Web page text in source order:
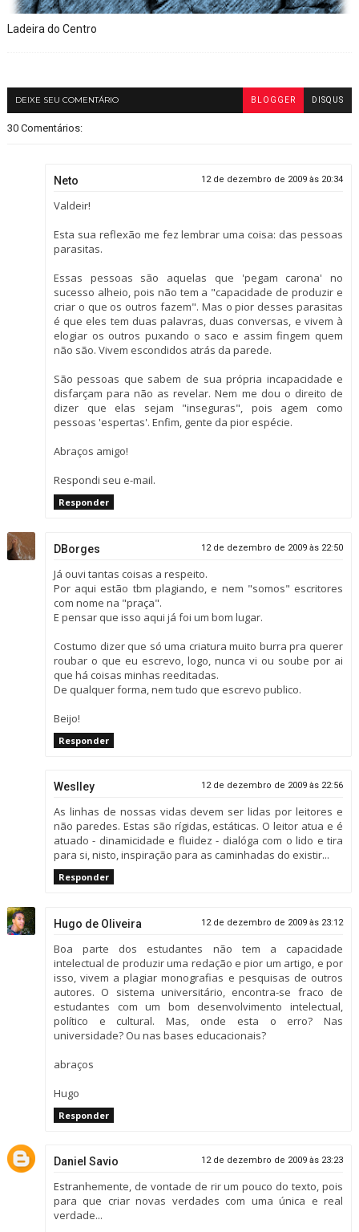
Ladeira do Centro
DEIXE SEU COMENTÁRIO BLOGGER DISQUS
30 Comentários:
Neto 12 de dezembro de 2009 às 20:34
Valdeir!
Esta sua reflexão me fez lembrar uma coisa: das pessoas
parasitas.
Essas pessoas são aquelas que 'pegam carona' no
sucesso alheio, pois não tem a "capacidade de produzir e
criar o que os outros fazem". Mas o pior desses parasitas
é que eles tem duas palavras, duas conversas, e vivem à
elogiar os outros puxando o saco e assim fingem quem
não são. Vivem escondidos atrás da parede.
São pessoas que sabem de sua própria incapacidade e
disfarçam para não as revelar. Nem me dou o direito de
dizer que elas sejam "inseguras", pois agem como
pessoas 'espertas'. Enfim, gente da pior espécie.
Abraços amigo!
Respondi seu e-mail.
Responder
DBorges 12 de dezembro de 2009 às 22:50
Já ouvi tantas coisas a respeito.
Por aqui estão tbm plagiando, e nem "somos" escritores
com nome na "praça".
E pensar que isso aqui já foi um bom lugar.
Costumo dizer que só uma criatura muito burra pra querer
roubar o que eu escrevo, logo, nunca vi ou soube por ai
que há coisas minhas reeditadas.
De qualquer forma, nem tudo que escrevo publico.
Beijo!
Responder
Weslley 12 de dezembro de 2009 às 22:56
As linhas de nossas vidas devem ser lidas por leitores e
não paredes. Estas são rígidas, estáticas. O leitor atua e é
atuado - dinamicidade e fluidez - dialóga com o lido e tira
para si, nisto, inspiração para as caminhadas do existir...
Responder
Hugo de Oliveira 12 de dezembro de 2009 às 23:12
Boa parte dos estudantes não tem a capacidade
intelectual de produzir uma redação e pior um artigo, e por
isso, vivem a plagiar monografias e pesquisas de outros
autores. O sistema universitário, encontra-se fraco de
estudantes com um bom desenvolvimento intelectual,
político e cultural. Mas, onde esta o erro? Nas
universidade? Ou nas bases educacionais?
abraços
Hugo
Responder
Daniel Savio 12 de dezembro de 2009 às 23:23
Estranhemente, de vontade de rir um pouco do texto, pois
para que criar novas verdades com uma única e real
verdade...